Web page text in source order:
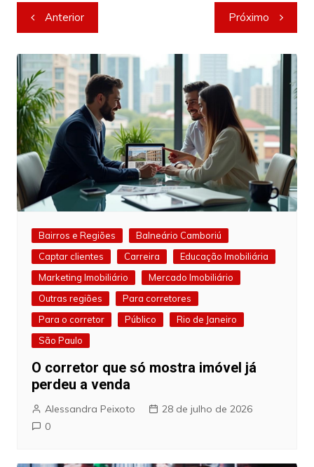
Navegação
de
Post
Anterior Próximo
Bairros e Regiões
Balneário Camboriú
Captar clientes
Carreira
Educação Imobiliária
Marketing Imobiliário
Mercado Imobiliário
Outras regiões
Para corretores
Para o corretor
Público
Rio de Janeiro
São Paulo
O corretor que só mostra imóvel já
perdeu a venda
Alessandra Peixoto
28 de julho de 2026
0